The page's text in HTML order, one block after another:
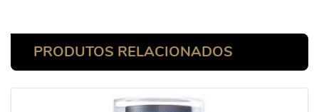
PRODUTOS RELACIONADOS